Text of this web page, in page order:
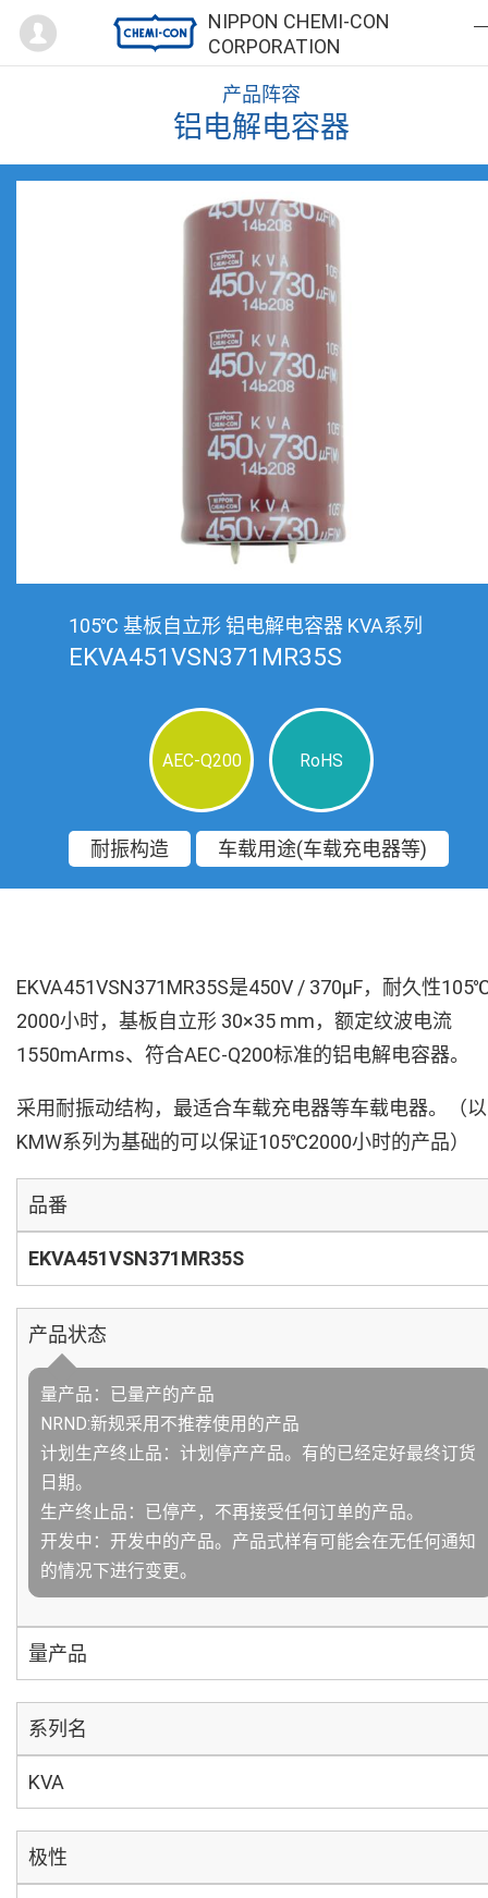
NIPPON CHEMI-CON
CORPORATION
Mypage
产品阵容
铝电解电容器
105℃ 基板自立形 铝电解电容器 KVA系列
EKVA451VSN371MR35S
AEC-Q200 RoHS
耐振构造 车载用途(车载充电器等)
EKVA451VSN371MR35S是450V / 370µF，耐久性
2000小时，基板自立形 30×35 mm，额定纹波电流
1550mArms、符合AEC-Q200标准的铝电解电容器。
采用耐振动结构，最适合车载充电器等车载电器。（以
KMW系列为基础的可以保证105℃2000小时的产品）
品番
EKVA451VSN371MR35S
产品状态
量产品：已量产的产品
NRND:新规采用不推荐使用的产品
计划生产终止品：计划停产产品。有的已经定好最终订货
日期。
生产终止品：已停产，不再接受任何订单的产品。
开发中：开发中的产品。产品式样有可能会在无任何通知
的情况下进行变更。
量产品
系列名
KVA
极性